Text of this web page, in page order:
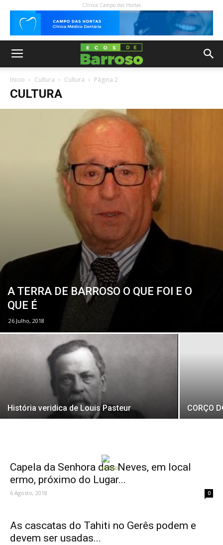
Clínica Campo das Hortas
Inicio Cultura Cultura Página 2
CULTURA
A TERRA DE BARROSO O QUE FOI E O
QUE É
26 Julho, 2018
História veridica de Louis Pasteur CORÇO
Capela da Senhora das Neves, em local
ermo, próximo do Lugar...
6 Agosto, 2018 0
As cascatas do Tahiti no Gerês podem e
devem ser usadas...